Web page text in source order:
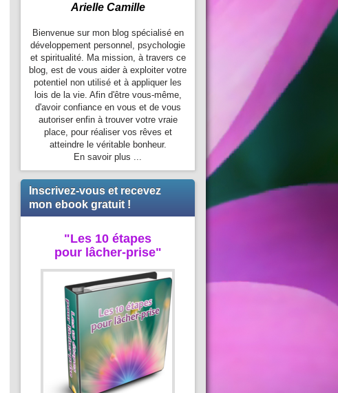
Arielle Camille
Bienvenue sur mon blog spécialisé en
développement personnel, psychologie
et spiritualité. Ma mission, à travers ce
blog, est de vous aider à exploiter votre
potentiel non utilisé et à appliquer les
lois de la vie. Afin d'être vous-même,
d'avoir confiance en vous et de vous
autoriser enfin à trouver votre vraie
place, pour réaliser vos rêves et
atteindre le véritable bonheur.
En savoir plus ...
Inscrivez-vous et recevez
mon ebook gratuit !
"Les 10 étapes
pour lâcher-prise"